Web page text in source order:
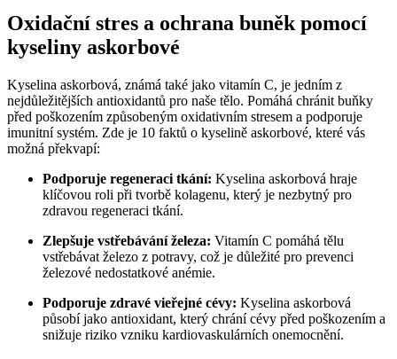
Oxidační stres a ochrana buněk pomocí
kyseliny askorbové
Kyselina askorbová, známá také jako vitamín C, je jedním z
nejdůležitějších antioxidantů pro naše tělo. Pomáhá chránit buňky
před poškozením způsobeným oxidativním stresem a podporuje
imunitní systém. Zde je 10 faktů o kyselině askorbové, které vás
možná překvapí:
Podporuje regeneraci tkání: Kyselina askorbová hraje
klíčovou roli při tvorbě kolagenu, který je nezbytný pro
zdravou regeneraci tkání.
Zlepšuje vstřebávání železa: Vitamín C pomáhá tělu
vstřebávat železo z potravy, což je důležité pro prevenci
železové nedostatkové anémie.
Podporuje zdravé vieřejné cévy: Kyselina askorbová
působí jako antioxidant, který chrání cévy před poškozením a
snižuje riziko vzniku kardiovaskulárních onemocnění.